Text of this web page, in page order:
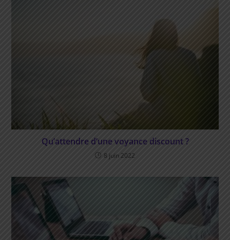
Qu’attendre d’une voyance discount ?
8 juin 2022